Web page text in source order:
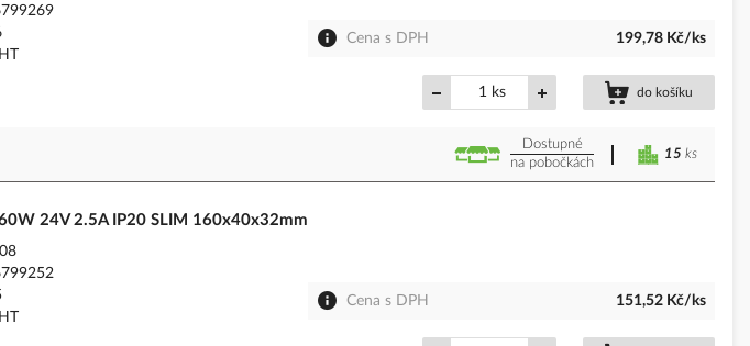
Cena s DPH 199,78 Kč/ks
ks do košíku
Dostupné
na pobočkách
15 ks
24V 2.5A IP20 SLIM 160x40x32mm
Cena s DPH 151,52 Kč/ks